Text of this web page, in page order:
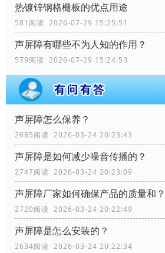
热镀锌钢格栅板的优点用途
581阅读 2026-07-29 15:25:51
声屏障有哪些不为人知的作用？
579阅读 2026-07-29 15:24:53
声屏障怎么保养？
2685阅读 2026-03-24 20:23:43
声屏障是如何减少噪音传播的？
2747阅读 2026-03-24 20:23:09
声屏障厂家如何确保产品的质量和？
2720阅读 2026-03-24 20:22:49
声屏障是怎么安装的？
2634阅读 2026-03-24 20:22:34